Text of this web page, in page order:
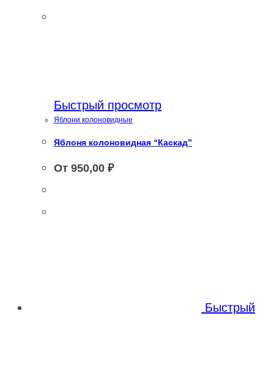
Быстрый просмотр
Яблони колоновидные
Яблоня колоновидная “Каскад”
От 950,00 ₽
Быстрый